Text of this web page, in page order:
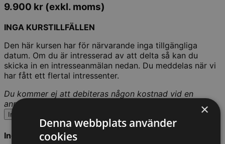
9.900 kr (exkl. moms)
INGA KURSTILLFÄLLEN
Den här kursen har för närvarande inga tillgängliga
datum. Om du är intresserad av att delta så kan du
skicka in en intresseanmälan nedan. Du meddelas när vi
har fått ett flertal intressenter.
Du kommer ej att debiteras någon kostnad vid en
anmälan.
Intresseanmälan
Ingår i Kompetensabonnemang
×
Denna webbplats använder
cookies